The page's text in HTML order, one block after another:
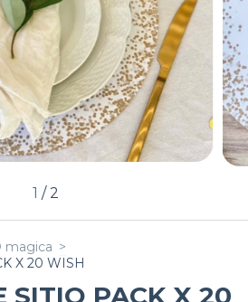
1 / 2
magica >
X 20 WISH
SITIO PACK X 20